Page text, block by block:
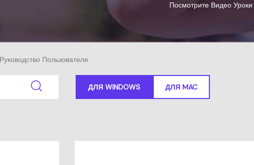
видео/аудио
Редактор субтитров
Посмотрите Видео Уроки
Руководство Пользователя
ДЛЯ WINDOWS ДЛЯ MAC